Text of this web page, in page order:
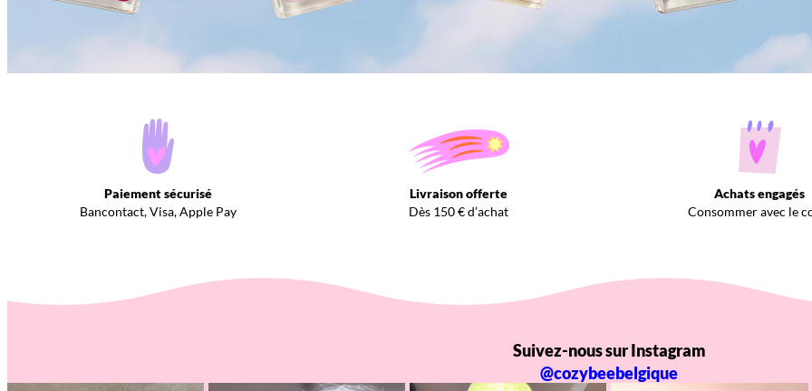
Paiement sécurisé
Bancontact, Visa, Apple Pay
Livraison offerte
Dès 150 € d’achat
Achats engagés
Consommer avec le
Suivez-nous sur Instagram
@cozybeebelgique